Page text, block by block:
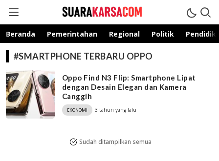
suarakarsa.com
Informasi terpercaya
Beranda Pemerintahan Regional Politik
#SMARTPHONE TERBARU OPPO
Oppo Find N3 Flip: Smartphone Lipat
dengan Desain Elegan dan Kamera
Canggih
EKONOMI 3 tahun yang lalu
Sudah ditampilkan semua